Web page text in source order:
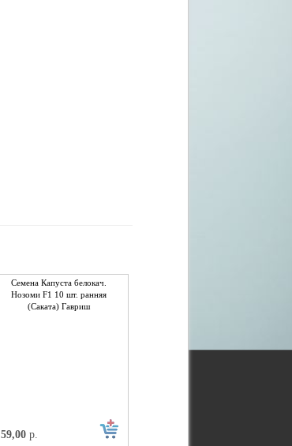
Семена Капуста белокач.
Нозоми F1 10 шт. ранняя
(Саката) Гавриш
59,00 р.